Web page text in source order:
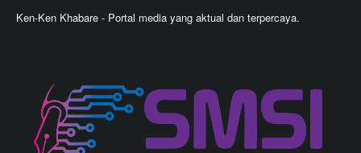
Ken-Ken Khabare - Portal media yang aktual dan terpercaya.